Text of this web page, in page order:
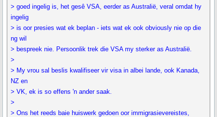
> goed ingelig is, het gesê VSA, eerder as Australië, veral omdat hy
ingelig
> is oor presies wat ek beplan - iets wat ek ook obviously nie op die
ng wil
> bespreek nie. Persoonlik trek die VSA my sterker as Australië.
>
> My vrou sal beslis kwalifiseer vir visa in albei lande, ook Kanada,
NZ en
> VK, ek is so effens 'n ander saak.
>
> Ons het reeds baie huiswerk gedoen oor immigrasievereistes,